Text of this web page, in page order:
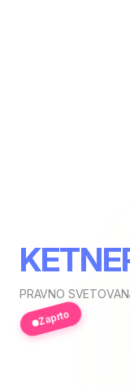
PRAVNO
Zaprto